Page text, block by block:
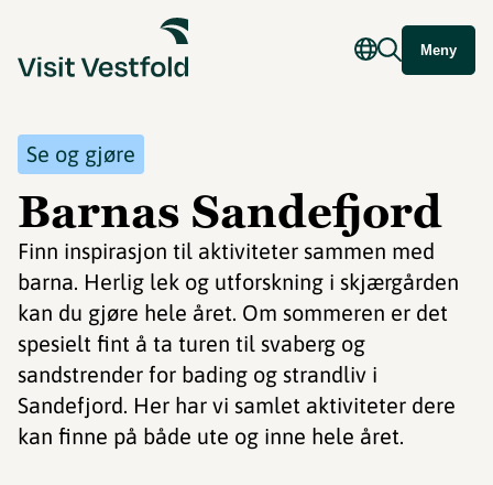
Meny
Se og gjøre
Barnas Sandefjord
Finn inspirasjon til aktiviteter sammen med
barna. Herlig lek og utforskning i skjærgården
kan du gjøre hele året. Om sommeren er det
spesielt fint å ta turen til svaberg og
sandstrender for bading og strandliv i
Sandefjord. Her har vi samlet aktiviteter dere
kan finne på både ute og inne hele året.